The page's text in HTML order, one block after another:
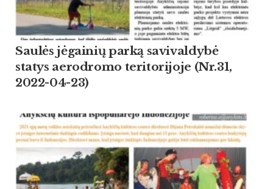
Saulės jėgainių parką savivaldybė
statys aerodromo teritorijoje (Nr.31,
2022-04-23)